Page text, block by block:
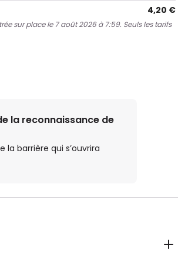
4,20 €
sur place le 7 août 2026 à 7:59. Seuls les tarifs
la reconnaissance de
barrière qui s’ouvrira